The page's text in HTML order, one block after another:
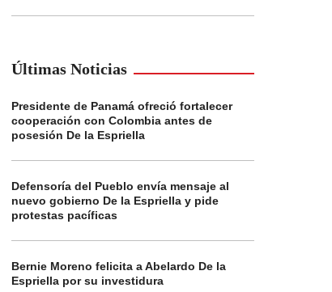
Últimas Noticias
Presidente de Panamá ofreció fortalecer
cooperación con Colombia antes de
posesión De la Espriella
Defensoría del Pueblo envía mensaje al
nuevo gobierno De la Espriella y pide
protestas pacíficas
Bernie Moreno felicita a Abelardo De la
Espriella por su investidura